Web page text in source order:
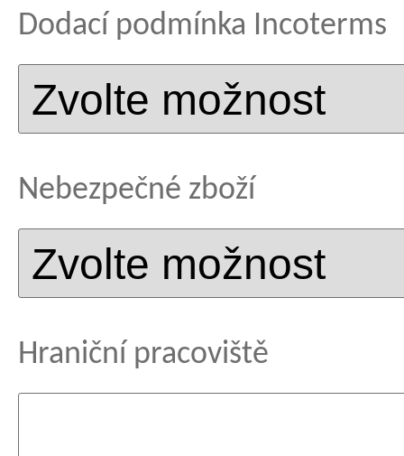
Dodací podmínka Incoterms
Nebezpečné zboží
Hraniční pracoviště